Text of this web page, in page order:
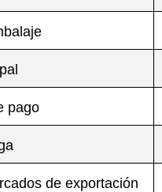
pago
de exportación